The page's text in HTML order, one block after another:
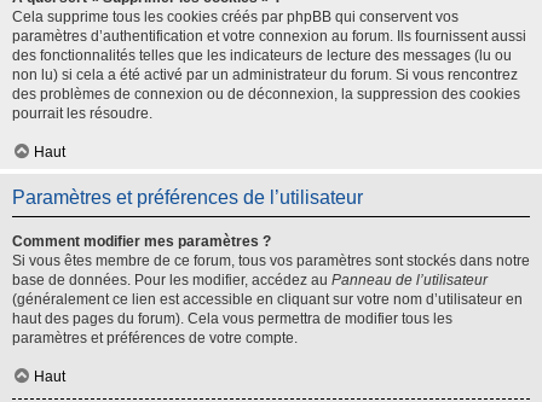
Cela supprime tous les cookies créés par phpBB qui conservent vos
paramètres d’authentification et votre connexion au forum. Ils fournissent aussi
des fonctionnalités telles que les indicateurs de lecture des messages (lu ou
non lu) si cela a été activé par un administrateur du forum. Si vous rencontrez
des problèmes de connexion ou de déconnexion, la suppression des cookies
pourrait les résoudre.
Haut
Paramètres et préférences de l’utilisateur
Comment modifier mes paramètres ?
Si vous êtes membre de ce forum, tous vos paramètres sont stockés dans notre
base de données. Pour les modifier, accédez au Panneau de l’utilisateur
(généralement ce lien est accessible en cliquant sur votre nom d’utilisateur en
haut des pages du forum). Cela vous permettra de modifier tous les
paramètres et préférences de votre compte.
Haut